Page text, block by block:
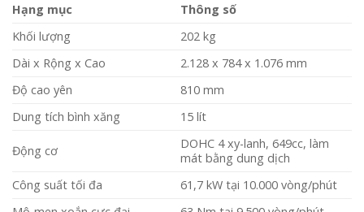
Hạng mục
Thông số
Khối lượng
202 kg
Dài x Rộng x Cao
2.128 x 784 x 1.076 mm
Độ cao yên
810 mm
Dung tích bình xăng
15 lít
Động cơ
DOHC 4 xy-lanh, 649cc, làm
mát bằng dung dịch
Công suất tối đa
61,7 kW tại 10.000 vòng/phút